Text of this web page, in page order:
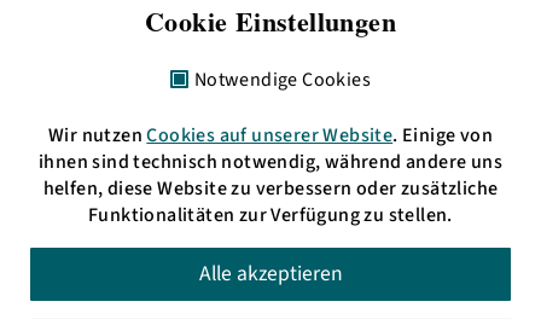
Verfügbar bis: 12.08.2026
Das regionale Infomagazin peilt die neuesten
bermuda.dreieck an und ortet Highlights.
Cookie Einstellungen
Notwendige Cookies
Wir nutzenCookies auf unserer Website. Einige von
ihnen sind technisch notwendig, während andere uns
helfen, diese Website zu verbessern oder zusätzliche
Funktionalitäten zur Verfügung zu stellen.
Alle akzeptieren